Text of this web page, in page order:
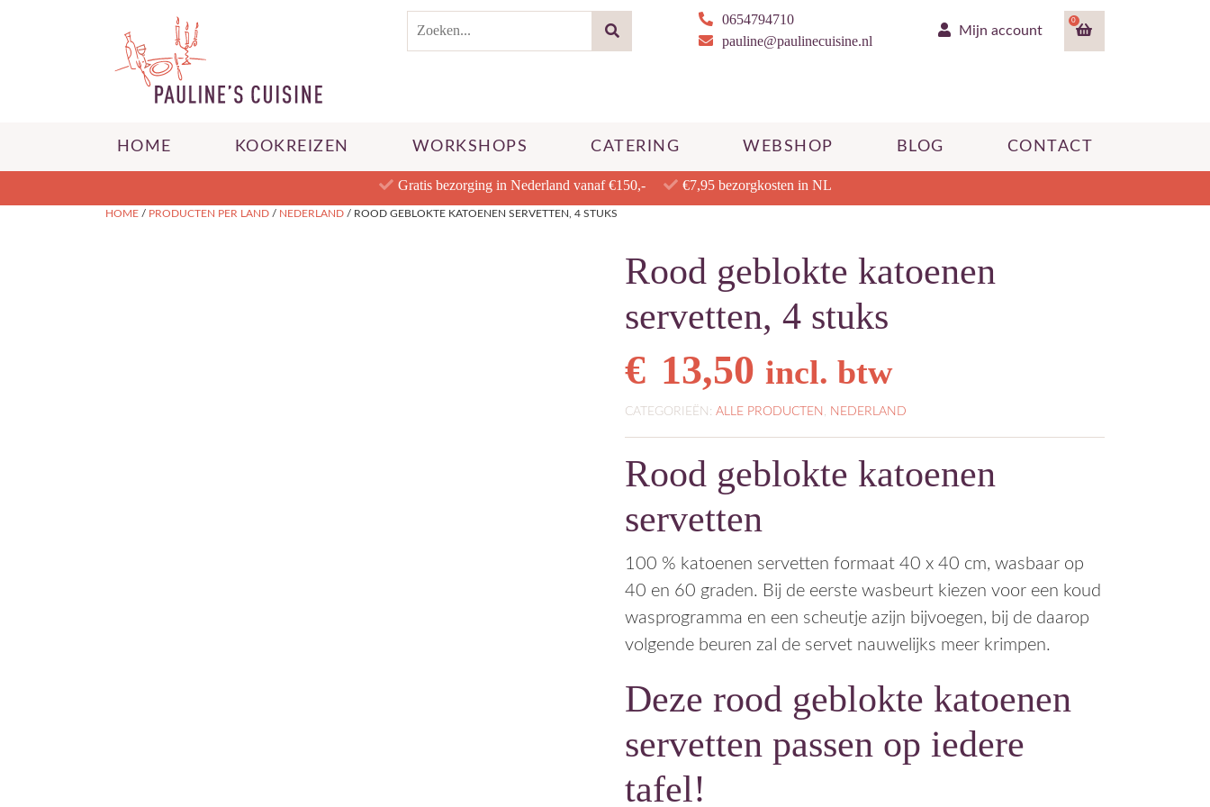
0654794710
pauline@paulinecuisine.nl
Mijn account
0
HOME KOOKREIZEN WORKSHOPS CATERING WEBSHOP BLOG CONTACT
Gratis bezorging in Nederland vanaf €150,- €7,95 bezorgkosten in NL
HOME / PRODUCTEN PER LAND / NEDERLAND / ROOD GEBLOKTE KATOENEN SERVETTEN, 4 STUKS
Rood geblokte katoenen
servetten, 4 stuks
€ 13,50 incl. btw
CATEGORIEËN:ALLE PRODUCTEN , NEDERLAND
Rood geblokte katoenen
servetten
100 % katoenen servetten formaat 40 x 40 cm, wasbaar op
40 en 60 graden. Bij de eerste wasbeurt kiezen voor een koud
wasprogramma en een scheutje azijn bijvoegen, bij de daarop
volgende beuren zal de servet nauwelijks meer krimpen.
Deze rood geblokte katoenen
servetten passen op iedere
tafel!